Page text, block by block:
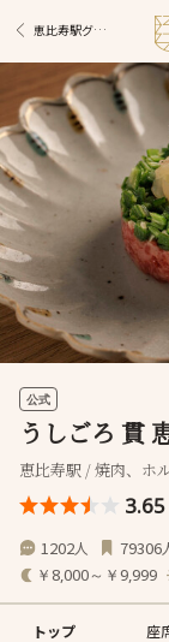
恵比寿駅グルメ
公式
うしごろ 貫
恵比寿駅 / 焼肉、ホ
3.65
1202人 79306
￥8,000～￥9,999
トップ 座